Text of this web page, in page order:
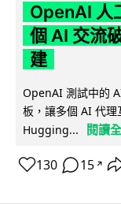
OpenAI 人
個 AI 交流
建
OpenAI 測試中的
板，讓多個 AI 代
Hugging...
閱讀
130 15 ↗